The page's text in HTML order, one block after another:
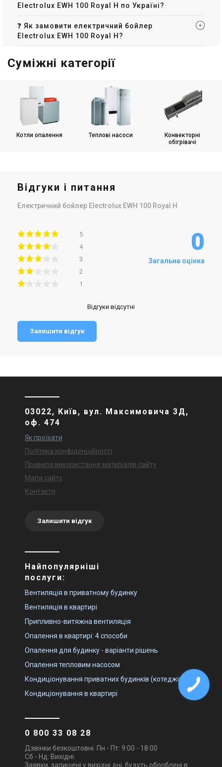
Electrolux EWH 100 Royal H по Україні?
❓ Як замовити електричний бойлер
Electrolux EWH 100 Royal H?
Суміжні категорії
Котли опалення Теплові насоси
Конвекторні
обігрівачі
Відгуки і питання
Електричний бойлер Electrolux EWH 100 Royal H
5
4
3
2
1
0
Загальна оцінка
Відгуки відсутні
Залишити відгук
03022, Київ, вул. Максимовича 3Д,
оф. 474
Як проїхати
Політика конфіденційності
Правила використання матеріалів сайту
Мапа сайту
Контакти
Залишити відгук
Найпопулярніші
послуги:
Вентиляція в приватному будинку
Вентиляція в квартирі
Припливно-витяжна вентиляція
Опалення в квартирі: 4 способи
Опалення для будинку - варіанти рішень
Опалення тепловим насосом
Кондиціонування приватних будинків (котеджів)
Кондиціонування в квартирі
0 800 33 08 28
Дзвінки безкоштовні. Пн - Пт: 9:00 - 18:00
Сб - Нд: Вихідні.
Заявки, залишені у вихідні дні, будуть оброблені в